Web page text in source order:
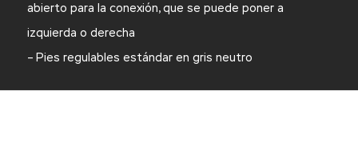
abierto para la conexión, que se puede poner a
izquierda o derecha
– Pies regulables estándar en gris neutro